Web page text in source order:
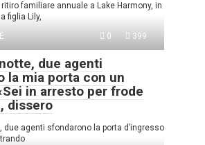
familiare annuale a Lake Harmony, in
figlia Lily,
0 399
due agenti
la mia porta con un
in arresto per frode
dissero
due agenti sfondarono la porta d’ingresso